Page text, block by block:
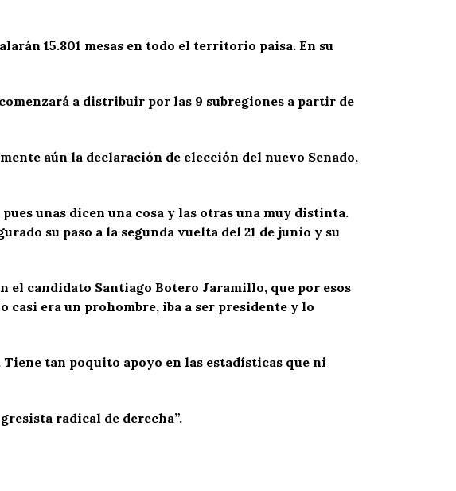
15.801 mesas en todo el territorio paisa. En su
a distribuir por las 9 subregiones a partir de
aún la declaración de elección del nuevo Senado,
unas dicen una cosa y las otras una muy distinta.
su paso a la segunda vuelta del 21 de junio y su
el candidato Santiago Botero Jaramillo, que por esos
era un prohombre, iba a ser presidente y lo
tan poquito apoyo en las estadísticas que ni
radical de derecha”.